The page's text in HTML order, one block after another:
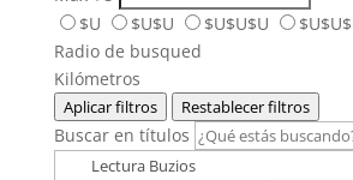
$U
$U$U $U$U$U
Radio de busqued
Kilómetros
Aplicar filtros Restablecer filtros
Buscar en títulos